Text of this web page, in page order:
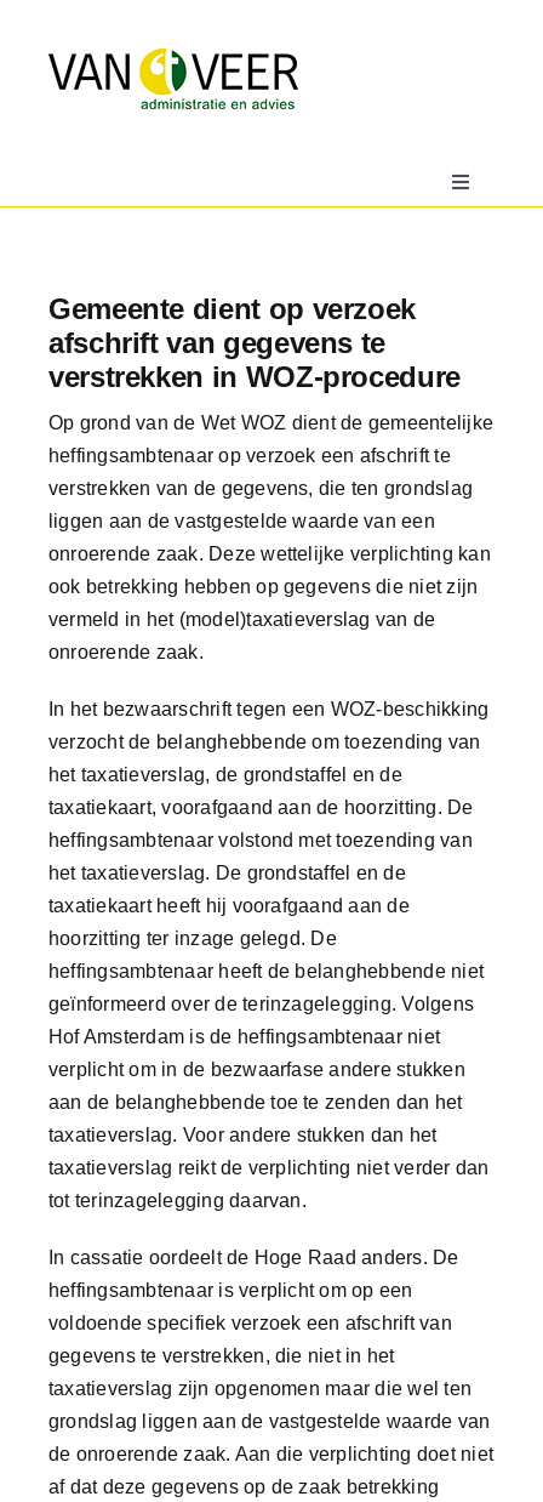
inhoud
Toggle
Navigation
Over
Downloads
Contact
Gemeente dient op verzoek
afschrift van gegevens te
verstrekken in WOZ-procedure
Op grond van de Wet WOZ dient de gemeentelijke
heffingsambtenaar op verzoek een afschrift te
verstrekken van de gegevens, die ten grondslag
liggen aan de vastgestelde waarde van een
onroerende zaak. Deze wettelijke verplichting kan
ook betrekking hebben op gegevens die niet zijn
vermeld in het (model)taxatieverslag van de
onroerende zaak.
In het bezwaarschrift tegen een WOZ-beschikking
verzocht de belanghebbende om toezending van
het taxatieverslag, de grondstaffel en de
taxatiekaart, voorafgaand aan de hoorzitting. De
heffingsambtenaar volstond met toezending van
het taxatieverslag. De grondstaffel en de
taxatiekaart heeft hij voorafgaand aan de
hoorzitting ter inzage gelegd. De
heffingsambtenaar heeft de belanghebbende niet
geïnformeerd over de terinzagelegging. Volgens
Hof Amsterdam is de heffingsambtenaar niet
verplicht om in de bezwaarfase andere stukken
aan de belanghebbende toe te zenden dan het
taxatieverslag. Voor andere stukken dan het
taxatieverslag reikt de verplichting niet verder dan
tot terinzagelegging daarvan.
In cassatie oordeelt de Hoge Raad anders. De
heffingsambtenaar is verplicht om op een
voldoende specifiek verzoek een afschrift van
gegevens te verstrekken, die niet in het
taxatieverslag zijn opgenomen maar die wel ten
grondslag liggen aan de vastgestelde waarde van
de onroerende zaak. Aan die verplichting doet niet
af dat deze gegevens op de zaak betrekking